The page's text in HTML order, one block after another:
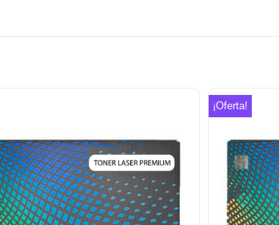
Añadir
a la
lista de
deseos
¡Oferta!